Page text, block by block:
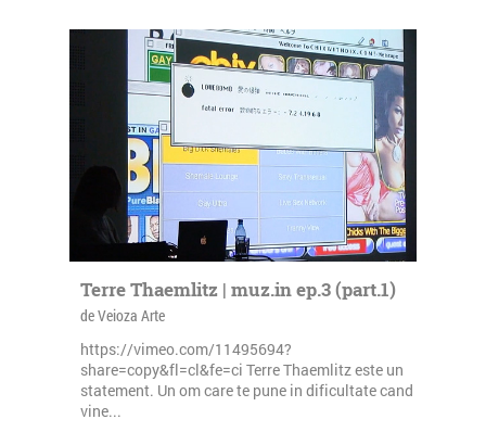
Terre Thaemlitz | muz.in ep.3 (part.1)
de Veioza Arte
https://vimeo.com/11495694?
share=copy&fl=cl&fe=ci Terre Thaemlitz este un
statement. Un om care te pune in dificultate cand
vine...